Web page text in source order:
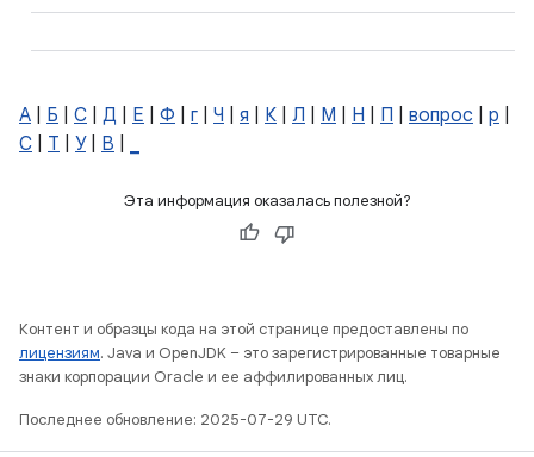
А Б С Д Е Ф г Ч я К Л М Н П вопрос р
С
Т У| В
Эта информация оказалась полезной?
Контент и образцы кода на этой странице предоставлены по
лицензиям. Java и OpenJDK – это зарегистрированные товарные
знаки корпорации Oracle и ее аффилированных лиц.
Последнее обновление: 2025-07-29 UTC.